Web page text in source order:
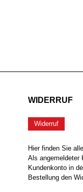
WIDERRUF
Widerruf
Hier finden Sie
Als angemeldeter
Kundenkonto in
Bestellung den